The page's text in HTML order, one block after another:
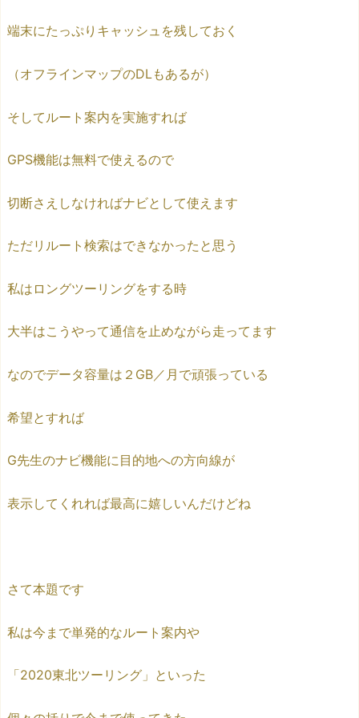
端末にたっぷりキャッシュを残しておく
（オフラインマップのDLもあるが）
そしてルート案内を実施すれば
GPS機能は無料で使えるので
切断さえしなければナビとして使えます
ただリルート検索はできなかったと思う
私はロングツーリングをする時
大半はこうやって通信を止めながら走ってます
なのでデータ容量は２GB／月で頑張っている
希望とすれば
G先生のナビ機能に目的地への方向線が
表示してくれれば最高に嬉しいんだけどね
さて本題です
私は今まで単発的なルート案内や
「2020東北ツーリング」といった